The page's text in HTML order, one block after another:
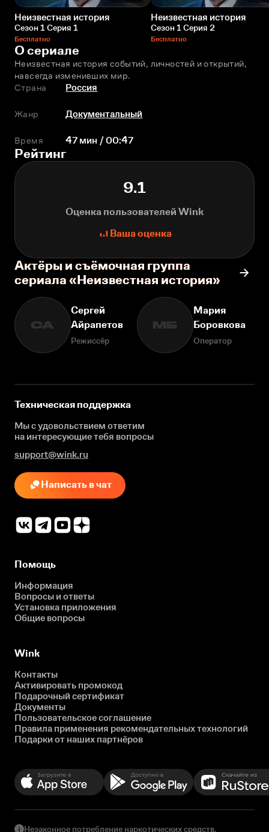
Неизвестная история
Сезон 1 Серия 1
Бесплатно
Неизвестная история
Сезон 1 Серия 2
Бесплатно
О сериале
Неизвестная история событий, личностей и открытий,
навсегда изменивших мир.
Страна
Россия
Жанр Документальный
Время 47 мин / 00:47
Рейтинг
9.1
Оценка пользователей Wink
Ваша оценка
Актёры и съёмочная группа
сериала «Неизвестная история»
СА
Сергей
Айрапетов
Режиссёр
МБ
Мария
Боровкова
Оператор
Техническая поддержка
Мы с удовольствием ответим
на интересующиетебя вопросы
support@wink.ru
Написать в чат
Помощь
Информация
Вопросы и ответы
Установка приложения
Общие вопросы
Wink
Контакты
Активировать промокод
Подарочный сертификат
Документы
Пользовательское соглашение
Правила применения рекомендательных технологий
Подарки от наших партнёров
Незаконное потребление наркотических средств,